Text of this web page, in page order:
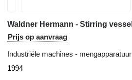
Waldner Hermann - Stirring vessel
Prijs op aanvraag
Industriële machines - mengapparatuur
1994